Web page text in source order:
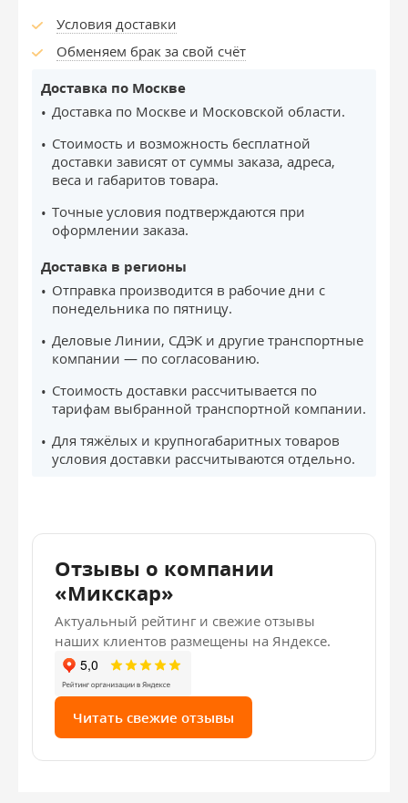
Условия доставки
Обменяем брак за свой счёт
Доставка по Москве
Доставка по Москве и Московской области.
Стоимость и возможность бесплатной
доставки зависят от суммы заказа, адреса,
веса и габаритов товара.
Точные условия подтверждаются при
оформлении заказа.
Доставка в регионы
Отправка производится в рабочие дни с
понедельника по пятницу.
Деловые Линии, СДЭК и другие транспортные
компании — по согласованию.
Стоимость доставки рассчитывается по
тарифам выбранной транспортной компании.
Для тяжёлых и крупногабаритных товаров
условия доставки рассчитываются отдельно.
Отзывы о компании
«Микскар»
Актуальный рейтинг и свежие отзывы
наших клиентов размещены на Яндексе.
Читать свежие отзывы